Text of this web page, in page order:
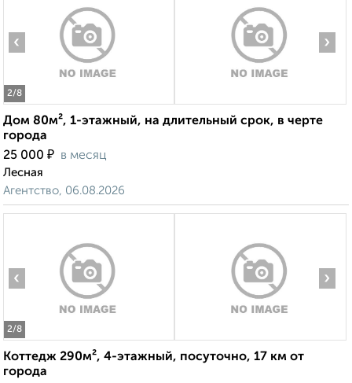
2/8
‹ ›
Дом 80м², 1-этажный, на длительный срок, в черте
города
25 000 ₽ в месяц
Лесная
Агентство, 06.08.2026
2/8
‹ ›
Коттедж 290м², 4-этажный, посуточно, 17 км от
города